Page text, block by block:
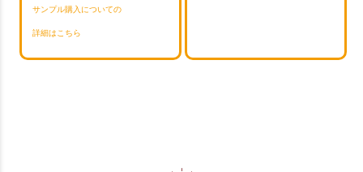
サンプル購入についての
詳細はこちら